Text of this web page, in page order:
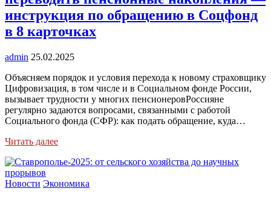
инструкция по обращению в Соцфонд
в 8 карточках
admin 25.02.2025
Объясняем порядок и условия перехода к новому страховщику
Цифровизация, в том числе и в Социальном фонде России,
вызывает трудности у многих пенсионеровРоссияне
регулярно задаются вопросами, связанными с работой
Социального фонда (СФР): как подать обращение, куда…
Читать далее
Новости Экономика